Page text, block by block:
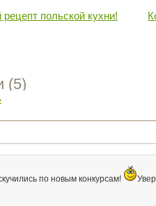
польской кухни!
(5)
по новым конкурсам!